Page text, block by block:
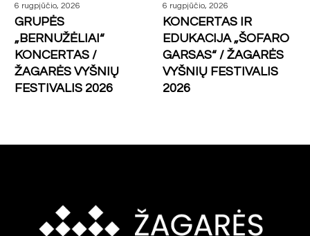
6 rugpjūčio, 2026
GRUPĖS
„BERNUŽĖLIAI“
KONCERTAS /
ŽAGARĖS VYŠNIŲ
FESTIVALIS 2026
6 rugpjūčio, 2026
KONCERTAS IR
EDUKACIJA „ŠOFARO
GARSAS“ / ŽAGARĖS
VYŠNIŲ FESTIVALIS
2026